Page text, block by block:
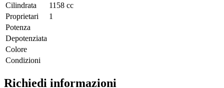
Cilindrata
1158 cc
Proprietari
1
Potenza
Depotenziata
Colore
Condizioni
Richiedi informazioni